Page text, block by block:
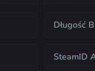
Długość
SteamID